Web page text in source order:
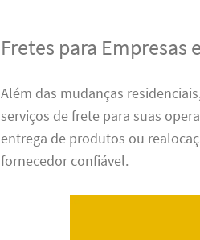
Fretes para Empresas
Além das mudanças
serviços de frete para suas
entrega de produtos ou
fornecedor confiável.